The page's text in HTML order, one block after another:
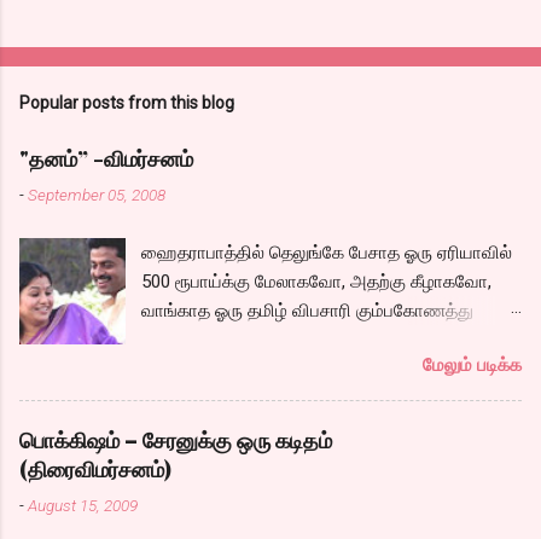
Popular posts from this blog
"தனம்” -விமர்சனம்
-September 05, 2008
ஹைதராபாத்தில் தெலுங்கே பேசாத ஓரு ஏரியாவில்
500 ரூபாய்க்கு மேலாகவோ, அதற்கு கீழாகவோ,
வாங்காத ஓரு தமிழ் விபசாரி கும்பகோணத்து
வாழ்கைபடுகிறாள். அவளுடய வாழ்கை எப்படி
அமைந்தது? என்ற ஓரு நல்ல லைனை , சங்கீதா
தன்னுடய இடுப்பை சுழற்றி, சுழற்றி நடப்பதை போல்
சும்மா, சுத்தி, சுத்தி குழப்பி, நம்பமுடியாத
திரைக்கதையால் சொதப்பி,சங்கீதாவை ஏதோ
மேலும் படிக்க
பொக்கிஷம் – சேரனுக்கு ஒரு கடிதம்
(திரைவிமர்சனம்)
-August 15, 2009